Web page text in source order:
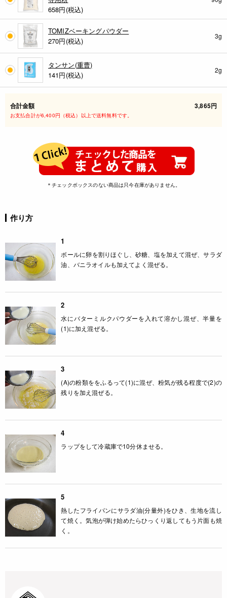
658円(税込)
TOMIZベーキングパウダー
270円(税込)
3g
タンサン(重曹)
141円(税込)
2g
合計金額 3,865円
お支払合計が6,400円（税込）以上で送料無料です。
＊チェックボックスのない商品は只今在庫がありません。
作り方
1
ボールに卵を割りほぐし、砂糖、塩を加えて混ぜ、サラダ
油、バニラオイルも加えてよく混ぜる。
2
水にバターミルクパウダーを入れて溶かし混ぜ、半量を
(1)に加え混ぜる。
3
(A)の粉類ををふるって(1)に混ぜ、粉気が残る程度で(2)の
残りを加え混ぜる。
4
ラップをして冷蔵庫で10分休ませる。
5
熱したフライパンにサラダ油(分量外)をひき、生地を流し
て焼く。気泡が弾け始めたらひっくり返してもう片面も焼
く。